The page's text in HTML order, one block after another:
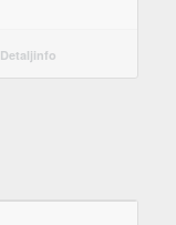
Detaljinfo